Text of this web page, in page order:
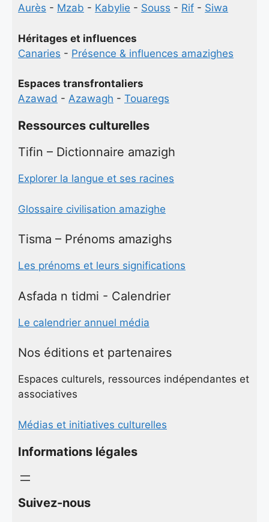
Aurès - Mzab - Kabylie - Souss - Rif - Siwa
Héritages et influences
Canaries - Présence & influences amazighes
Espaces transfrontaliers
Azawad - Azawagh - Touaregs
Ressources culturelles
Tifin – Dictionnaire amazigh
Explorer la langue et ses racines
Glossaire civilisation amazighe
Tisma – Prénoms amazighs
Les prénoms et leurs significations
Asfada n tidmi - Calendrier
Le calendrier annuel média
Nos éditions et partenaires
Espaces culturels, ressources indépendantes et
associatives
Médias et initiatives culturelles
Informations légales
Suivez-nous